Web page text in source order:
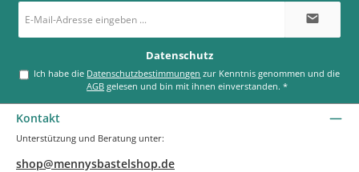
E-
Mail-
*
Datenschutz
Ich habe die Datenschutzbestimmungen
AGB gelesen und bin mit ihnen einverstanden.*
Kontakt
Unterstützung und Beratung unter:
shop@mennysbastelshop.de